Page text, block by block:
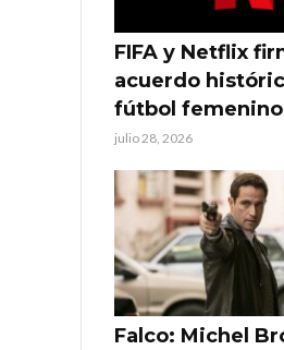
FIFA y Netflix
acuerdo
fútbol femenino
julio 28, 2026
Falco: Michel